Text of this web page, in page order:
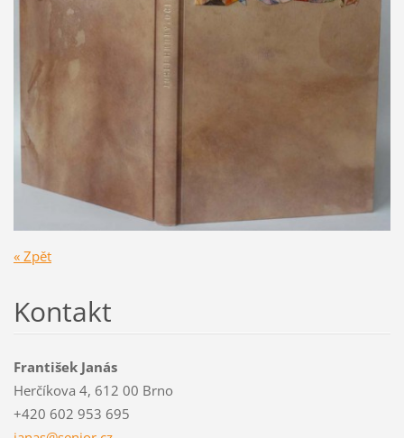
« Zpět
Kontakt
František Janás
Herčíkova 4, 612 00 Brno
+420 602 953 695